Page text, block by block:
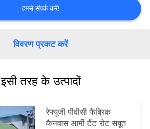
हमसे संपर्क करें!
विवरण प्रकट करें
इसी तरह के उत्पादों
रेफ्यूजी पीवीसी फैब्रिक
कैनवास आर्मी टैंट रोट सबूत